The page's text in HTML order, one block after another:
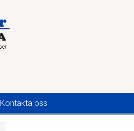
Kontakta oss